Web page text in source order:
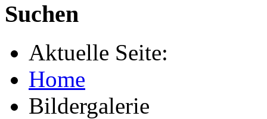
Suchen
Aktuelle Seite:
Home
Bildergalerie